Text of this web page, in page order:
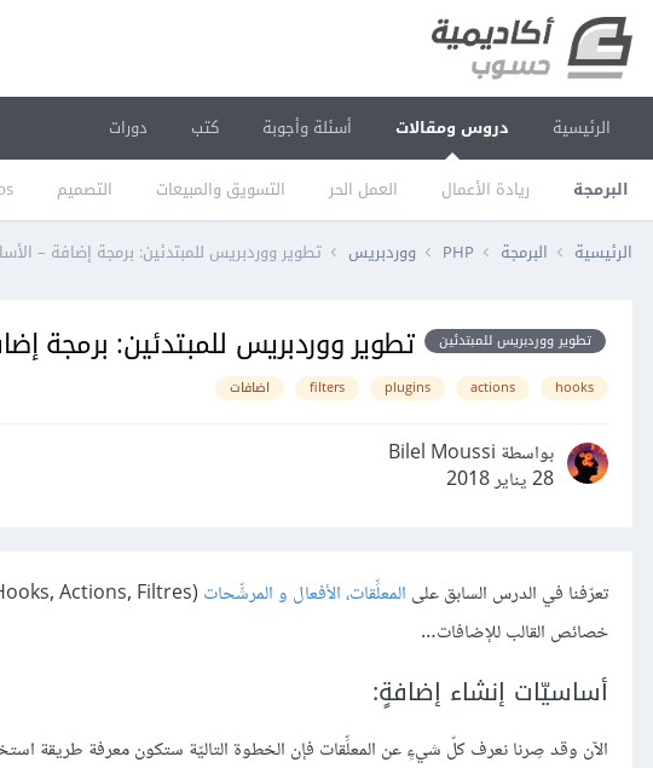
الرئيسية دروس ومقالات
البرمجة ريادة الأعمال العمل الحر التسويق والمبيعات التصميم
أسئلة وأجوبة كتب دورات
الرئيسية البرمجة PHP ووردبريس تطوير ووردبريس للمبتدئين: برمجة إضافة –
تطوير ووردبريس للمبتدئين تطوير ووردبريس للمبتدئين: برمجة
hooks
actions
plugins
filters اضافات
بواسطة Bilel Moussi
28 يناير 2018
تعرّفنا في الدرس السابق على المعلِّقات، الأفعال و المرشِّحات
خصائص القالب للإضافات…
أساسيّات إنشاء إضافةٍ:
الآن وقد صِرنا نعرف كلّ شيءٍ عن المعلِّقات فإن الخطوة التاليّة ستكون معرفة طريقة